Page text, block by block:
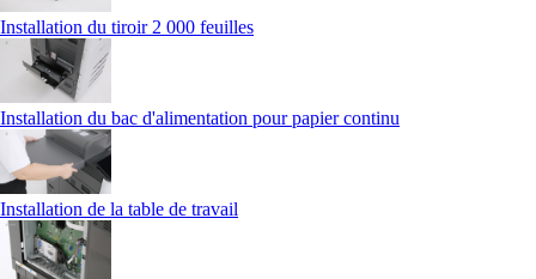
Installation du tiroir 2 000 feuilles
Installation du bac d'alimentation pour papier continu
Installation de la table de travail